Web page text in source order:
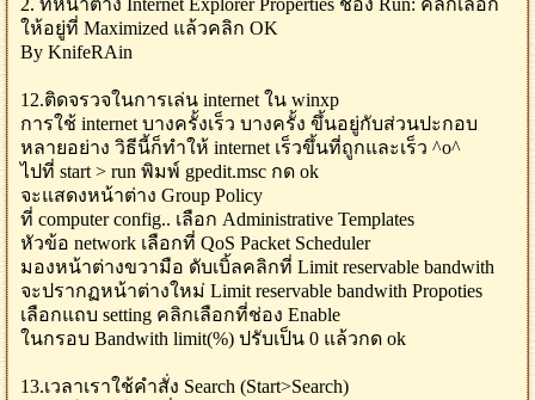
2. ที่หน้าต่าง Internet Explorer Properties ช่อง Run: คลิกเลือก
ให้อยู่ที่ Maximized แล้วคลิก OK
By KnifeRAin
12.ติดจรวจในการเล่น internet ใน winxp
การใช้ internet บางครั้งเร็ว บางครั้ง ขึ้นอยู่กับส่วนปะกอบ
หลายอย่าง วิธีนี้ก็ทำให้ internet เร็วขึ้นที่ถูกและเร็ว ^o^
ไปที่ start > run พิมพ์ gpedit.msc กด ok
จะแสดงหน้าต่าง Group Policy
ที่ computer config.. เลือก Administrative Templates
หัวข้อ network เลือกที่ QoS Packet Scheduler
มองหน้าต่างขวามือ ดับเบิ้ลคลิกที่ Limit reservable bandwith
จะปรากฏหน้าต่างใหม่ Limit reservable bandwith Propoties
เลือกแถบ setting คลิกเลือกที่ช่อง Enable
ในกรอบ Bandwith limit(%) ปรับเป็น 0 แล้วกด ok
13.เวลาเราใช้คำสั่ง Search (Start>Search)